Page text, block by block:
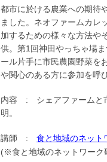
都市に於ける農業への期待
ました。ネオファームカレ
加するための様々な方法や
供。第1回神田やっちゃ場
ール片手に市民農園野菜を
や関心のある方に参加を呼
内容 : シェアファームと市
明。
講師 : 食と地域のネット
(※食と地域のネットワーク